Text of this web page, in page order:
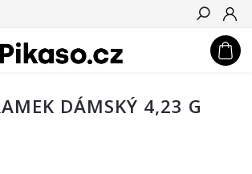
Hledat
DÁMSKÝ 4,23 G